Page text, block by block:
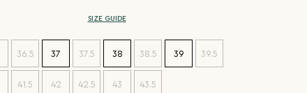
36.5 37 37.5 38 38.5 39 39.5
41.5 42 42.5 43 43.5
SIZE GUIDE